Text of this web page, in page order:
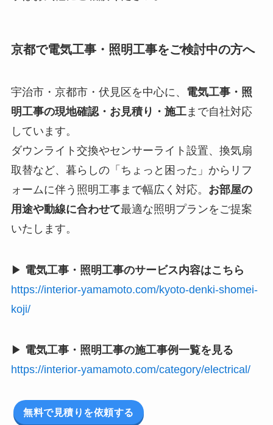
京都で電気工事・照明工事をご検討中の方へ
宇治市・京都市・伏見区を中心に、 電気工事・照
明工事の現地確認・お見積り・施工まで自社対応
しています。
ダウンライト交換やセンサーライト設置、換気扇
取替など、暮らしの「ちょっと困った」からリフ
ォームに伴う照明工事まで幅広く対応。 お部屋の
用途や動線に合わせて最適な照明プランをご提案
いたします。
▶ 電気工事・照明工事のサービス内容はこちら
https://interior-yamamoto.com/kyoto-denki-shomei-
koji/
▶ 電気工事・照明工事の施工事例一覧を見る
https://interior-yamamoto.com/category/electrical/
無料で見積りを依頼する